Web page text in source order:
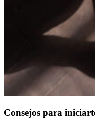
Consejos para